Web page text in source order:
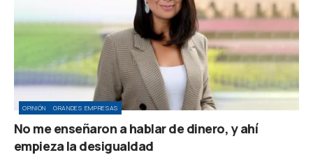
OPINIÓN GRANDES EMPRESAS
No me enseñaron a hablar de dinero, y ahí
empieza la desigualdad